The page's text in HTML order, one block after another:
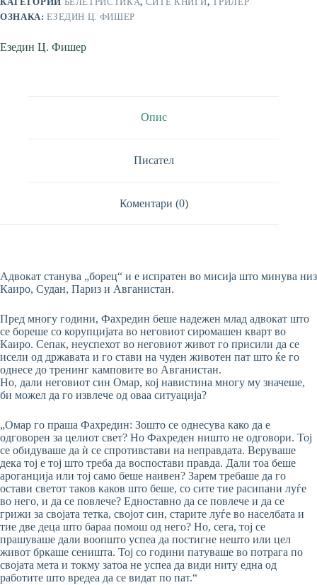
ОЗНАКА:ЕЗЕДИН Ц. ФИШЕР
Езедин Ц. Фишер
Опис
Писател
Коментари (0)
Адвокат станува „борец“ и е испратен во мисија што минува низ
Каиро, Судан, Париз и Авганистан.
Пред многу години, Фахредин беше надежен млад адвокат што
се бореше со корупцијата во неговиот сиромашен кварт во
Каиро. Сепак, неуспехот во неговиот живот го присили да се
исели од државата и го стави на чуден животен пат што ќе го
однесе до тренинг камповите во Авганистан.
Но, дали неговиот син Омар, кој навистина многу му значеше,
би можел да го извлече од оваа ситуација?
„Омар го праша Фахредин: Зошто се однесува како да е
одговорен за целиот свет? Но Фахреден ништо не одговори. Тој
се обидуваше да ѝ се спротивстави на неправдата. Веруваше
дека тој е тој што треба да воспостави правда. Дали тоа беше
ароганција или тој само беше наивен? Зарем требаше да го
остави светот таков каков што беше, со сите тие расипани луѓе
во него, и да се повлече? Едноставно да се повлече и да се
грижи за својата тетка, својот син, старите луѓе во населбата и
тие две деца што бараа помош од него? Но, сега, тој се
прашуваше дали воопшто успеа да постигне нешто или цел
живот бркаше сеништа. Тој со години патуваше во потрага по
својата мета и токму затоа не успеа да види ниту една од
работите што вредеа да се видат по пат.“